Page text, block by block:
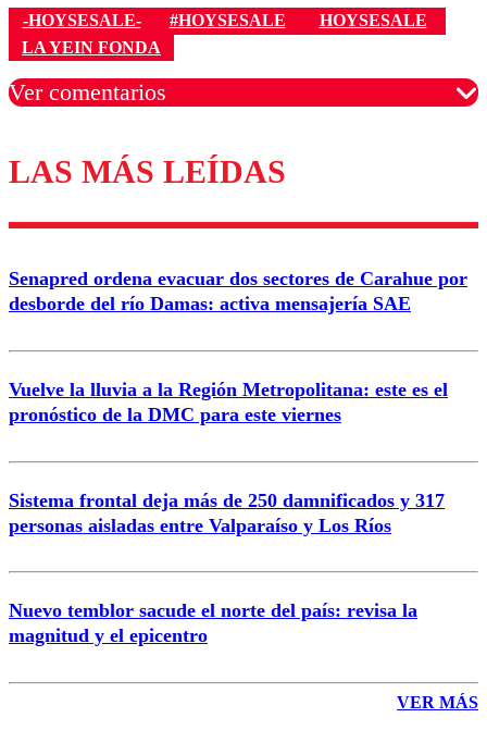
-HOYSESALE- #HOYSESALE
HOYSESALE
LA YEIN FONDA
Ver comentarios
Los comentarios son moderados para garantizar un
diálogo respetuoso.
Correo
Enviar comentario
LAS MÁS LEÍDAS
Senapred ordena evacuar dos sectores de Carahue por
desborde del río Damas: activa mensajería SAE
Vuelve la lluvia a la Región Metropolitana: este es el
pronóstico de la DMC para este viernes
Sistema frontal deja más de 250 damnificados y 317
personas aisladas entre Valparaíso y Los Ríos
Nuevo temblor sacude el norte del país: revisa la
magnitud y el epicentro
VER MÁS